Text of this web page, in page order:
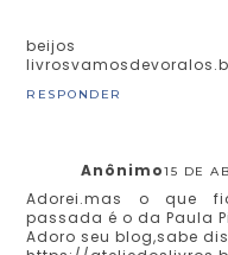
beijos
RESPONDER
Anônimo15 DE
Adorei.mas o que
passada é o da Paula
Adoro seu blog,sabe